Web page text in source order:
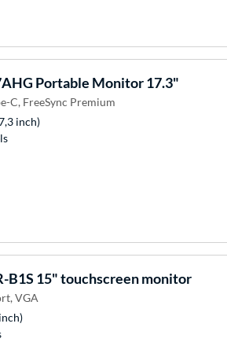
Portable Monitor 17.3"
C, FreeSync Premium
inch)
B1S 15" touchscreen monitor
VGA